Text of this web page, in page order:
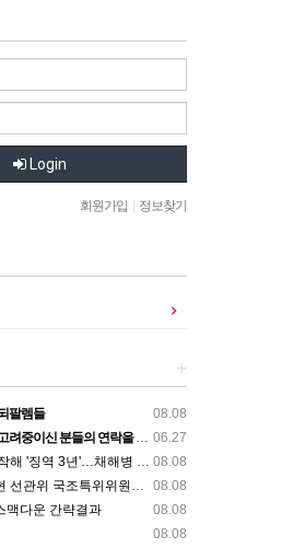
Login
회원가입 정보찾기
+
08.08
팔렘들
06.27
이신 분들의 연락을 기다립니다.
08.08
3년'…채해병 어머니 "어떻게 이래"
08.08
위위원장 "조작이란건 부정선거 선동"
08.08
맥다운 간략결과
08.08